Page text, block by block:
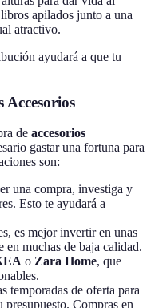
apilados junto a una
atractivo.
ayudará a que tu
Accesorios
de accesorios
gastar una fortuna para
son:
una compra, investiga y
Esto te ayudará a
es mejor invertir en unas
en muchas de baja calidad.
o Zara Home, que
temporadas de oferta para
Compras en